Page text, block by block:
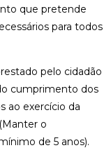
que pretende
para todos
pelo cidadão
cumprimento dos
ao exercício da
o
de 5 anos).